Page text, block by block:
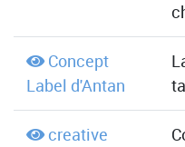
Concept
Label d'Antan
creative